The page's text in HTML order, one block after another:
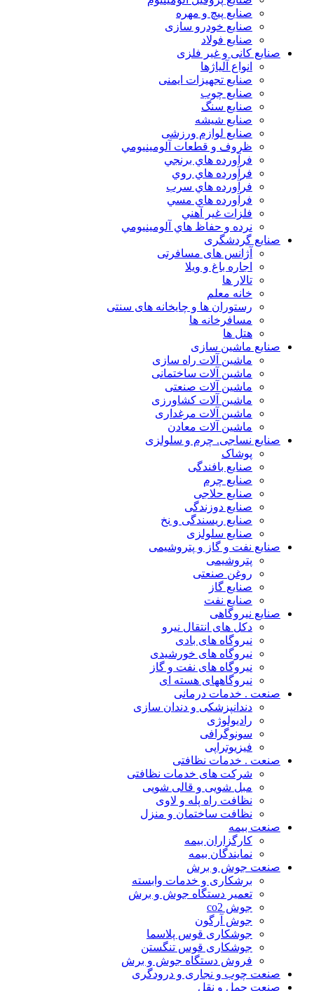
صنایع پیچ و مهره
صنایع خودرو سازی
صنایع فولاد
صنایع کانی و غیر فلزی
انواع آلياژها
صنایع تجهیزات ایمنی
صنایع چوب
صنایع سنگ
صنایع شیشه
صنایع لوازم ورزشی
ظروف و قطعات آلومينيومي
فرآورده هاي برنجي
فرآورده هاي روي
فرآورده هاي سرب
فرآورده هاي مسي
فلزات غير آهني
نرده و حفاظ هاي آلومينيومي
صنایع گردشگری
آژانس های مسافرتی
اجاره باغ و ویلا
تالار ها
خانه معلم
رستوران ها و چایخانه های سنتی
مسافرخانه ها
هتل ها
صنایع ماشین سازی
ماشین آلات راه سازی
ماشین آلات ساختمانی
ماشین آلات صنعتی
ماشین آلات کشاورزی
ماشین آلات مرغداری
ماشین آلات معادن
صنایع نساجی. چرم و سلولزی
پوشاک
صنایع بافندگی
صنایع چرم
صنایع حلاجی
صنایع دوزندگی
صنایع ریسندگی و نخ
صنایع سلولزی
صنایع نفت و گاز و پتروشیمی
پتروشیمی
روغن صنعتی
صنایع گاز
صنایع نفت
صنایع نیروگاهی
دکل های انتقال نیرو
نیروگاه های بادی
نیروگاه های خورشیدی
نیروگاه های نفت و گاز
نیروگاههای هسته ای
صنعت . خدمات درمانی
دندانپزشکی و دندان سازی
رادیولوژی
سونوگرافی
فیزیوتراپی
صنعت . خدمات نظافتی
شرکت های خدمات نظافتی
مبل شویی و قالی شویی
نظافت راه پله و لاوی
نظافت ساختمان و منزل
صنعت بیمه
کارگزاران بیمه
نمایندگان بیمه
صنعت جوش و برش
برشکاری و خدمات وابسته
تعمیر دستگاه جوش و برش
جوش co2
جوش آرگون
جوشکاری قوس پلاسما
جوشکاری قوس تنگستن
فروش دستگاه جوش و برش
صنعت چوب و نجاری و درودگری
صنعت حمل و نقل